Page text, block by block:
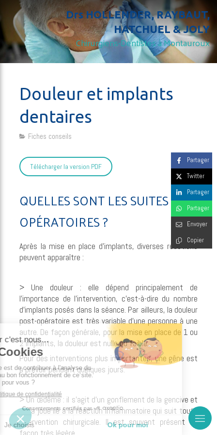
Drs HOLLENDER, RAYBAUT,
HATCHUEL & JOLY
Chirurgiens-Dentistes à Montauroux
Douleur et implants
dentaires
Fiches conseils
Télécharger la version PDF
QUELLES SONT LES SUITES
OPÉRATOIRES ?
Après la mise en place d’implants, diverses réactions
peuvent apparaître :
> Une douleur : elle dépend principalement de
l’importance de l’intervention, c’est-à-dire du nombre
d’implants posés dans la séance. Par ailleurs, la douleur
post-opératoire est très variable d’une personne à une
autre. De façon générale, pour la mise en place de 1 ou
2 implants, la douleur est nulle ou faible.
Pour des interventions plus importantes, une gêne est
à prévoir pendant quelques jours.
> Un œdème : il s’agit d’un gonflement de la gencive et
de la joue lié à la réaction inflammatoire qui suit toute
intervention chirurgicale. Il est souvent présent de
Partager
Twitter
Partager
Partager
Envoyer
Copier